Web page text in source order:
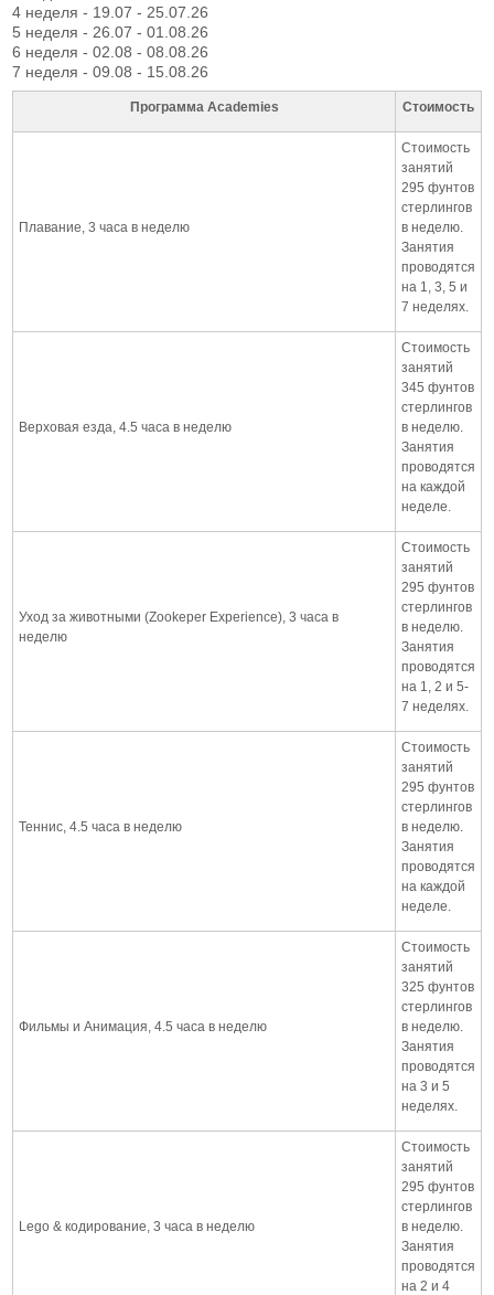
4 неделя - 19.07 - 25.07.26
5 неделя - 26.07 - 01.08.26
6 неделя - 02.08 - 08.08.26
7 неделя - 09.08 - 15.08.26
Программа Academies Стоимость
Плавание, 3 часа в неделю
Стоимость
занятий
295 фунтов
стерлингов
в неделю.
Занятия
проводятся
на 1, 3, 5 и
7 неделях.
Верховая езда, 4.5 часа в неделю
Стоимость
занятий
345 фунтов
стерлингов
в неделю.
Занятия
проводятся
на каждой
неделе.
Уход за животными (Zookeper Experience), 3 часа в
неделю
Стоимость
занятий
295 фунтов
стерлингов
в неделю.
Занятия
проводятся
на 1, 2 и 5-
7 неделях.
Теннис, 4.5 часа в неделю
Стоимость
занятий
295 фунтов
стерлингов
в неделю.
Занятия
проводятся
на каждой
неделе.
Фильмы и Анимация, 4.5 часа в неделю
Стоимость
занятий
325 фунтов
стерлингов
в неделю.
Занятия
проводятся
на 3 и 5
неделях.
Lego & кодирование, 3 часа в неделю
Стоимость
занятий
295 фунтов
стерлингов
в неделю.
Занятия
проводятся
на 2 и 4